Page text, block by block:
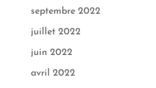
septembre 2022
juillet 2022
juin 2022
avril 2022